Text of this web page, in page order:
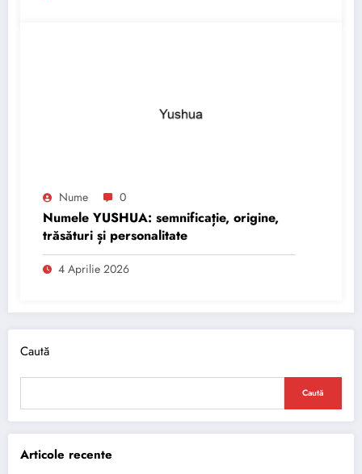
Nume 0
Numele YUSHUA: semnificație, origine,
trăsături și personalitate
4 Aprilie 2026
Caută
Caută
Articole recente